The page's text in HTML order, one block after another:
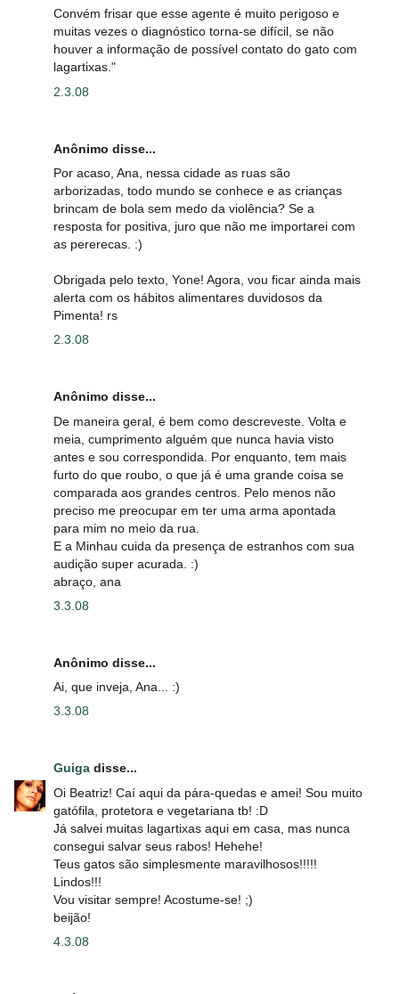
Convém frisar que esse agente é muito perigoso e
muitas vezes o diagnóstico torna-se difícil, se não
houver a informação de possível contato do gato com
lagartixas."
2.3.08
Anônimo disse...
Por acaso, Ana, nessa cidade as ruas são
arborizadas, todo mundo se conhece e as crianças
brincam de bola sem medo da violência? Se a
resposta for positiva, juro que não me importarei com
as pererecas. :)
Obrigada pelo texto, Yone! Agora, vou ficar ainda mais
alerta com os hábitos alimentares duvidosos da
Pimenta! rs
2.3.08
Anônimo disse...
De maneira geral, é bem como descreveste. Volta e
meia, cumprimento alguém que nunca havia visto
antes e sou correspondida. Por enquanto, tem mais
furto do que roubo, o que já é uma grande coisa se
comparada aos grandes centros. Pelo menos não
preciso me preocupar em ter uma arma apontada
para mim no meio da rua.
E a Minhau cuida da presença de estranhos com sua
audição super acurada. :)
abraço, ana
3.3.08
Anônimo disse...
Ai, que inveja, Ana... :)
3.3.08
Guiga disse...
Oi Beatriz! Caí aqui da pára-quedas e amei! Sou muito
gatófila, protetora e vegetariana tb! :D
Já salvei muitas lagartixas aqui em casa, mas nunca
consegui salvar seus rabos! Hehehe!
Teus gatos são simplesmente maravilhosos!!!!!
Lindos!!!
Vou visitar sempre! Acostume-se! ;)
beijão!
4.3.08